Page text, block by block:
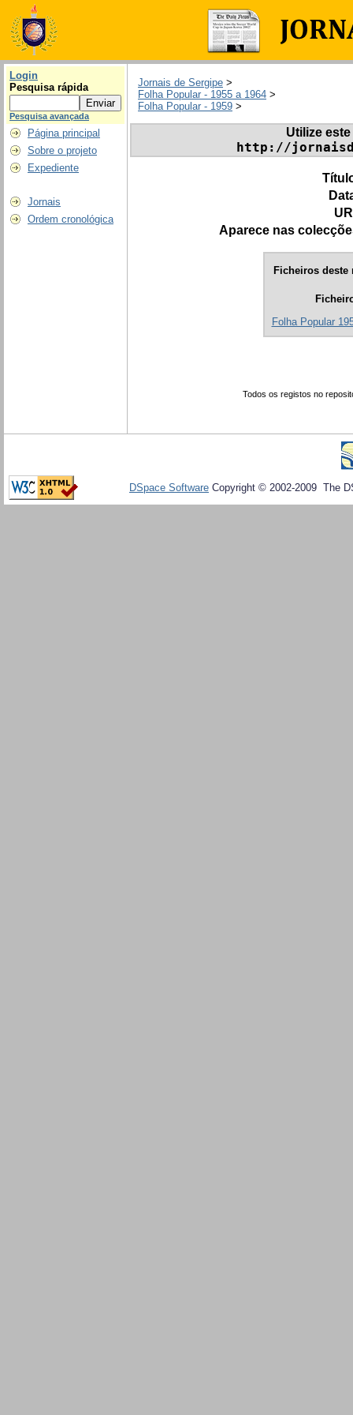
Login
Pesquisa rápida
Pesquisa avançada
Página principal
Sobre o projeto
Expediente
Jornais
Ordem cronológica
Jornais de Sergipe >
Folha Popular - 1955 a 1964 >
Folha Popular - 1959 >
Utilize
http://
Aparece nas
Ficheiros deste
Folha Popular
Todos os registos no
DSpace Software Copyright © 2002-2009 The